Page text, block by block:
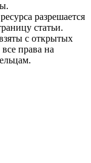
разрешается
статьи.
с открытых
права на